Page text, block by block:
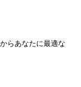
らあなたに最適な